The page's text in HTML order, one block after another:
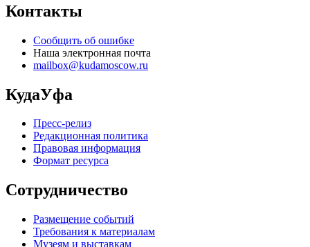
Контакты
Сообщить об ошибке
Наша электронная почта
mailbox@kudamoscow.ru
КудаУфа
Пресс-релиз
Редакционная политика
Правовая информация
Формат ресурса
Сотрудничество
Размещение событий
Требования к материалам
Музеям и выставкам